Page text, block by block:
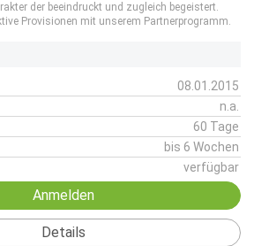
der beeindruckt und zugleich begeistert.
Provisionen mit unserem Partnerprogramm.
08.01.2015
n.a.
60 Tage
bis 6 Wochen
verfügbar
Anmelden
Details